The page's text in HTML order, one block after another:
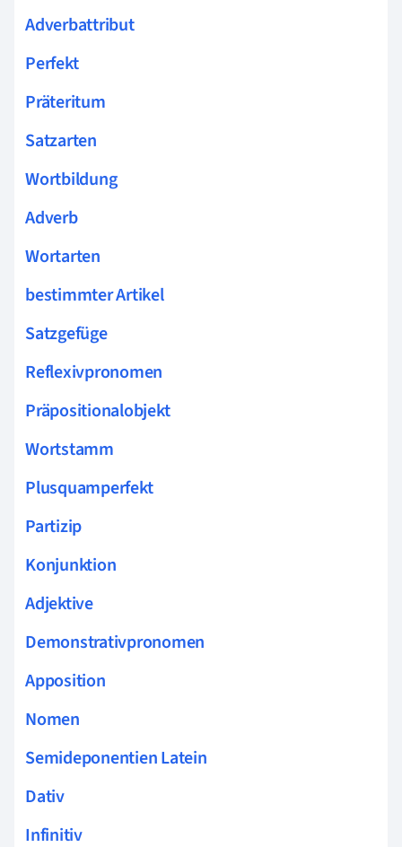
Adverbattribut
Perfekt
Präteritum
Satzarten
Wortbildung
Adverb
Wortarten
bestimmter Artikel
Satzgefüge
Reflexivpronomen
Präpositionalobjekt
Wortstamm
Plusquamperfekt
Partizip
Konjunktion
Adjektive
Demonstrativpronomen
Apposition
Nomen
Semideponentien Latein
Dativ
Infinitiv